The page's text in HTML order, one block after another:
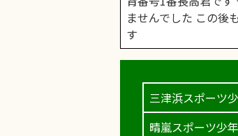
ませんでした この後
す
三津浜スポーツ
晴嵐スポーツ少